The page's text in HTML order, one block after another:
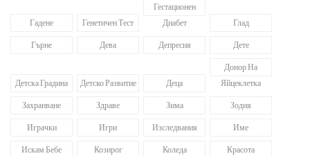
Гадене Генетичен Тест
Гестационен
Диабет
Глад
Гърне Дева Депресия Дете
Детска Градина Детско Развитие Деца
Донор На
Яйцеклетка
Захранване Здраве Зима Зодия
Играчки Игри Изследвания Име
Искам Бебе Козирог Коледа Красота